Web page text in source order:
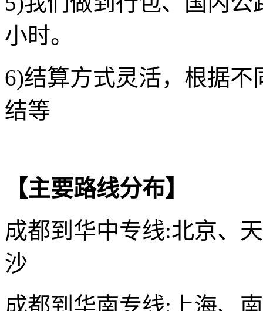
小时。
6)结算方式灵活，根据
结等
【主要路线分布】
成都到华中专线:北京、
沙
成都到 华南专线:上海、